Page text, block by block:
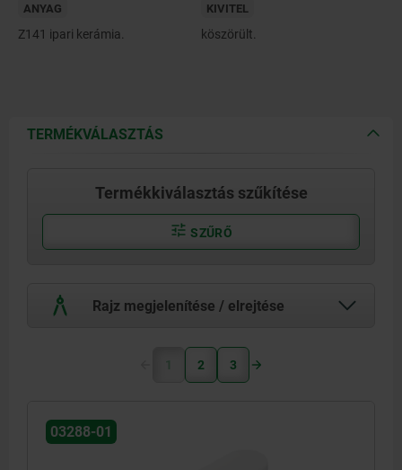
ANYAG
Z141 ipari kerámia.
KIVITEL
köszörült.
TERMÉKVÁLASZTÁS
Termékkiválasztás szűkítése
SZŰRŐ
Rajz megjelenítése / elrejtése
1 2 3
03288-01